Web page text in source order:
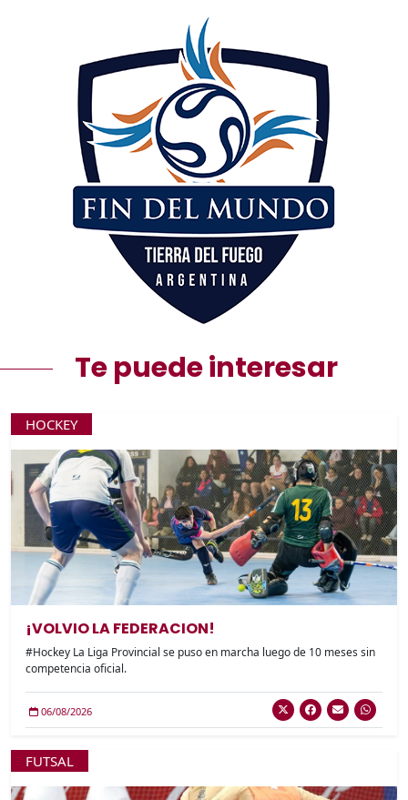
Te puede interesar
HOCKEY
¡VOLVIO LA FEDERACION!
#Hockey La Liga Provincial se puso en marcha luego de 10 meses sin
competencia oficial.
06/08/2026
FUTSAL